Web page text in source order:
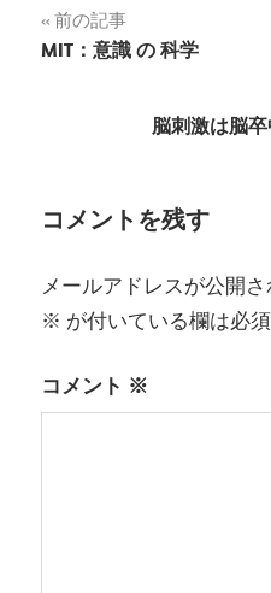
投
稿
ゲ
シ
ン
前の記事
MIT：意識 の 科学
脳刺激は脳
コメントを残す
メールアドレスが公開
※ が付いている欄は必
コメント ※